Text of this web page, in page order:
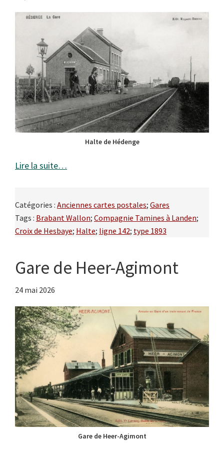
Halte de Hédenge
Lire la suite…
Catégories : Anciennes cartes postales; Gares
Tags : Brabant Wallon; Compagnie Tamines à Landen;
Croix de Hesbaye; Halte; ligne 142; type 1893
Gare de Heer-Agimont
24 mai 2026
Gare de Heer-Agimont